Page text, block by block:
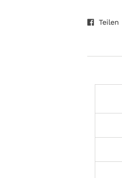
Produkt
Teilen